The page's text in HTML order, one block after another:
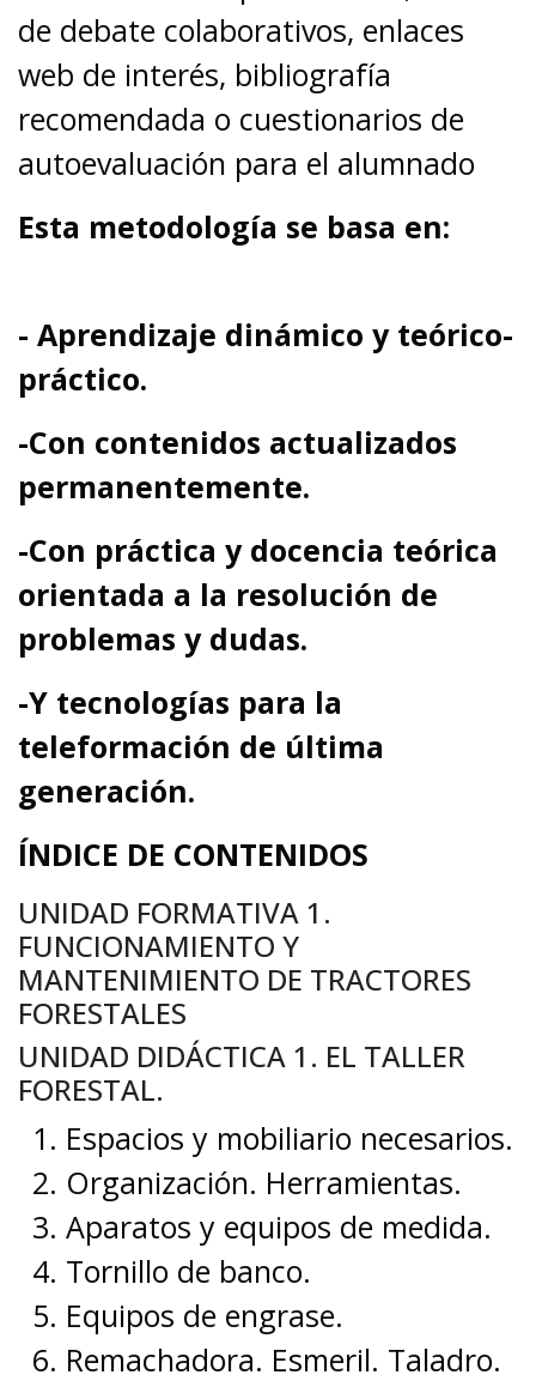
de debate colaborativos, enlaces
web de interés, bibliografía
recomendada o cuestionarios de
autoevaluación para el alumnado
Esta metodología se basa en:
- Aprendizaje dinámico y teórico-
práctico.
-Con contenidos actualizados
permanentemente.
-Con práctica y docencia teórica
orientada a la resolución de
problemas y dudas.
-Y tecnologías para la
teleformación de última
generación.
ÍNDICE DE CONTENIDOS
UNIDAD FORMATIVA 1.
FUNCIONAMIENTO Y
MANTENIMIENTO DE TRACTORES
FORESTALES
UNIDAD DIDÁCTICA 1. EL TALLER
FORESTAL.
Espacios y mobiliario necesarios.
Organización. Herramientas.
Aparatos y equipos de medida.
Tornillo de banco.
Equipos de engrase.
Remachadora. Esmeril. Taladro.